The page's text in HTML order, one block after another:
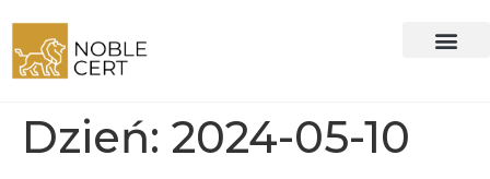
Dzień: 2024-05-10